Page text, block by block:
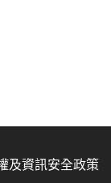
及資訊安全政策